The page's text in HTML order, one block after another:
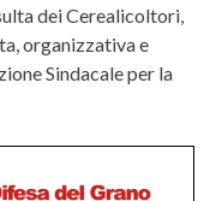
dei Cerealicoltori,
organizzativa e
Sindacale per la